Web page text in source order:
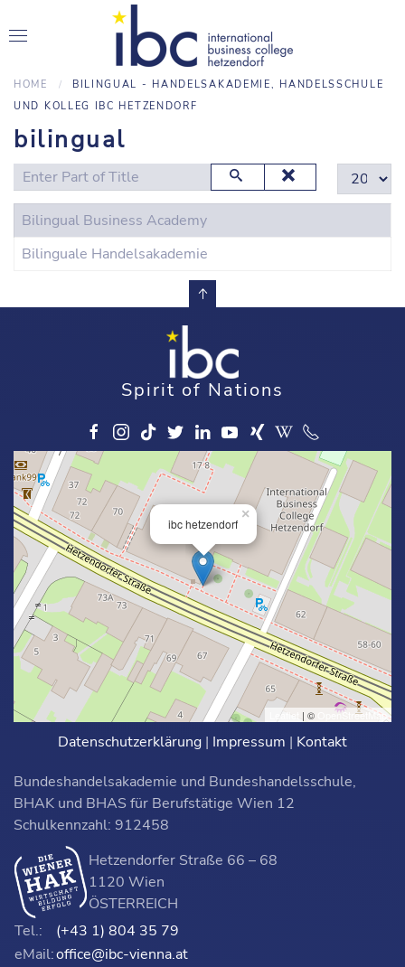
HOME
BILINGUAL - HANDELSAKADEMIE, HANDELSSCHULE
UND KOLLEG IBC HETZENDORF
bilingual
Enter Part of Title Display #
Bilingual Business Academy
Bilinguale Handelsakademie
Spirit of Nations
ibc hetzendorf
×
Leaflet | © OpenStreetMap
Datenschutzerklärung | Impressum | Kontakt
Bundeshandelsakademie und Bundeshandelsschule,
BHAK und BHAS für Berufstätige Wien 12
Schulkennzahl: 912458
Hetzendorfer Straße 66 – 68
1120 Wien
ÖSTERREICH
Tel.:
(+43 1) 804 35 79
eMail:office@ibc-vienna.at